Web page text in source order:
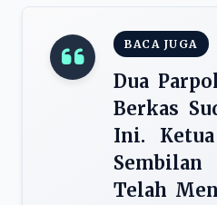
BACA JUGA
Dua
Berkas
Ini.
Telah